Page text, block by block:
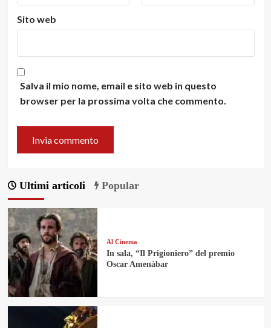
Sito web
Salva il mio nome, email e sito web in questo
browser per la prossima volta che commento.
Ultimi articoli Popular
Al Cinema
In sala, “Il Prigioniero” del premio
Oscar Amenàbar